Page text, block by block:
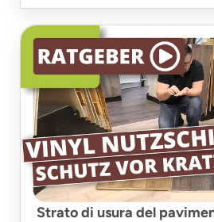
Strato di usura del